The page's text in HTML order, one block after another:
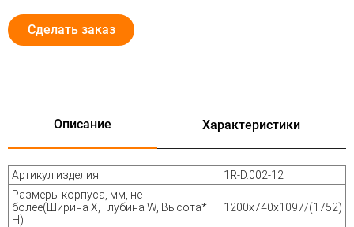
Сделать заказ
Описание Характеристики
Артикул изделия
1R-D.002-12
Размеры корпуса, мм, не
более(Ширина Х, Глубина W, Высота*
H)
1200x740x1097/(1752)